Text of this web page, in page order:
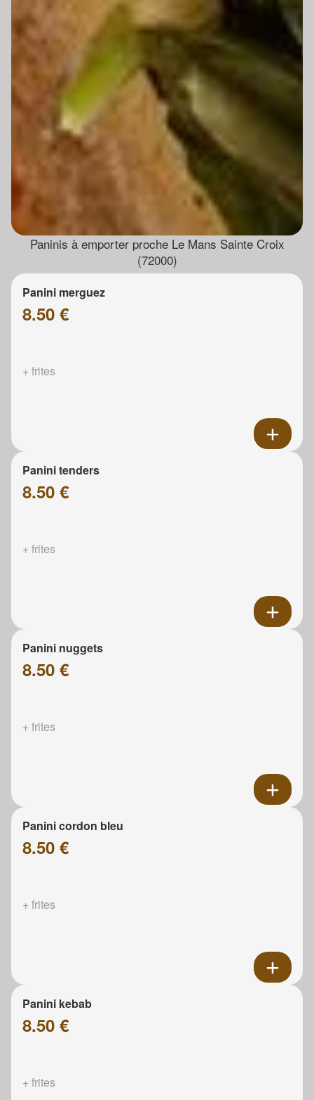
Paninis à emporter proche Le Mans Sainte Croix
(72000)
Panini merguez
8.50 €
+ frites
Panini tenders
8.50 €
+ frites
Panini nuggets
8.50 €
+ frites
Panini cordon bleu
8.50 €
+ frites
Panini kebab
8.50 €
+ frites